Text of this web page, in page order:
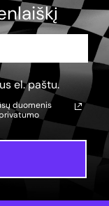
el. paštu.
duomenis